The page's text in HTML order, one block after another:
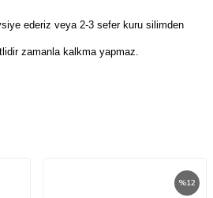
ederiz veya 2-3 sefer kuru silimden
zamanla kalkma yapmaz.
%12